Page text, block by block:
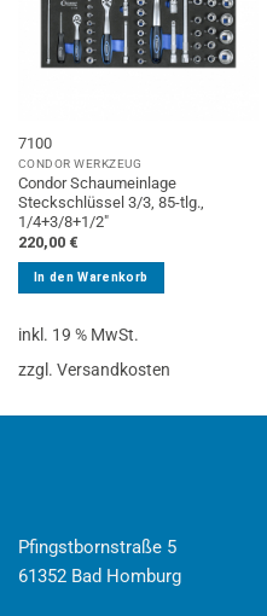
7100
CONDOR WERKZEUG
Condor Schaumeinlage
Steckschlüssel 3/3, 85-tlg.,
1/4+3/8+1/2″
220,00 €
In den Warenkorb
inkl. 19 % MwSt.
zzgl. Versandkosten
Pfingstbornstraße 5
61352 Bad Homburg